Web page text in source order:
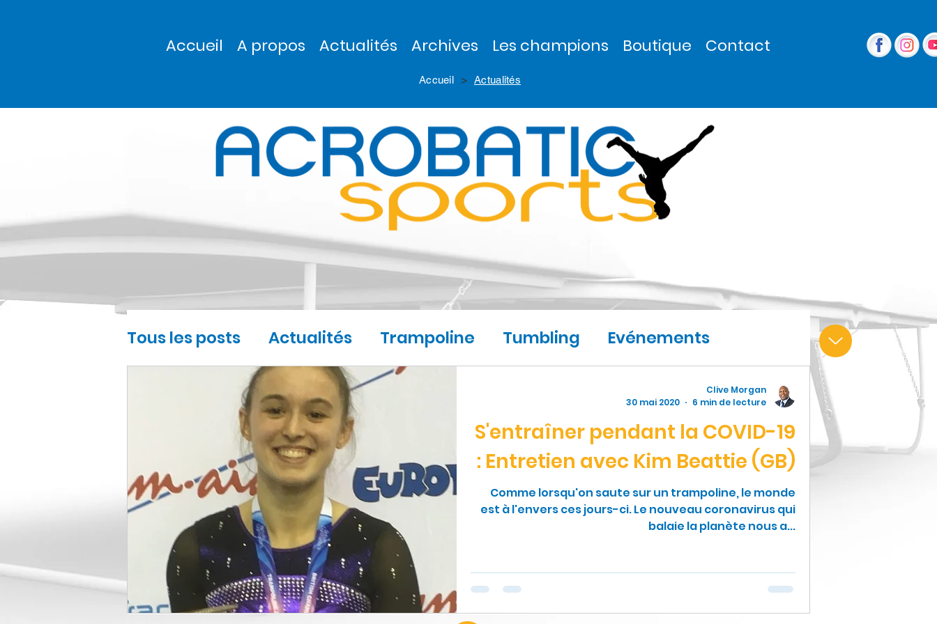
Accueil A propos Actualités Archives Les champions Boutique Contact
Accueil > Actualités
Tous les posts Actualités Trampoline Tumbling Evénements
Sports Gymnastique
S'entraîner pendant la COVID-19
: Entretien avec Kim Beattie (GB)
Comme lorsqu'on saute sur un trampoline, le monde
est à l'envers ces jours-ci. Le nouveau coronavirus qui
balaie la planète nous a...
Clive Morgan
30 mai 2020
6 min de lecture